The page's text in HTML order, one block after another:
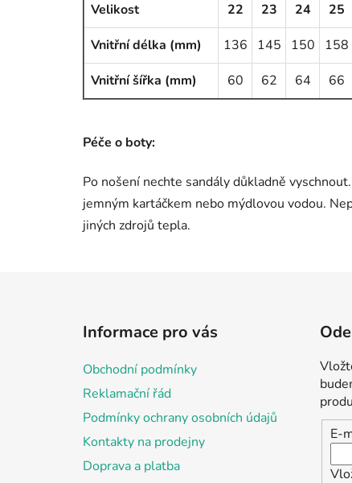
Velikost 22 23 24 25
Vnitřní délka (mm)
136 145 150 158
Vnitřní šířka (mm)
60 62 64 66
Péče o boty:
Po nošení nechte sandály důkladně
jemným kartáčkem nebo mýdlovou vodou.
jiných zdrojů tepla.
Informace pro vás
Obchodní podmínky
Reklamační řád
Podmínky ochrany osobních údajů
Kontakty na prodejny
Doprava a platba
E-